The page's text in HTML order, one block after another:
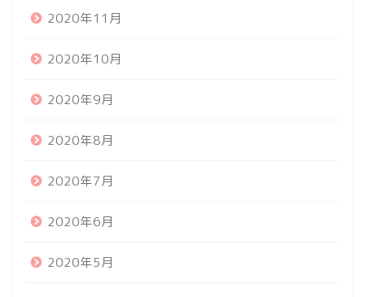
2020年11月
2020年10月
2020年9月
2020年8月
2020年7月
2020年6月
2020年5月